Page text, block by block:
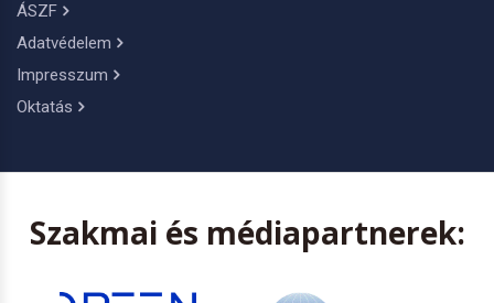
ÁSZF
Adatvédelem
Impresszum
Oktatás
Szakmai és médiapartnerek: